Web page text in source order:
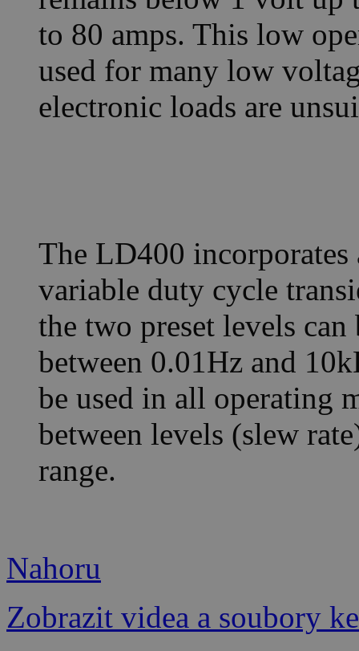
to 80 amps. This low
used for many low
electronic loads are
The LD400
variable duty cycle
the two preset levels
between 0.01Hz and
be used in all operating
between levels (slew
range.
Nahoru
Zobrazit videa a soubory